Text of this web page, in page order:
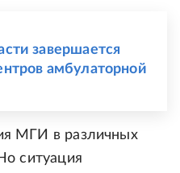
завершается
амбулаторной
МГИ в различных
ситуация